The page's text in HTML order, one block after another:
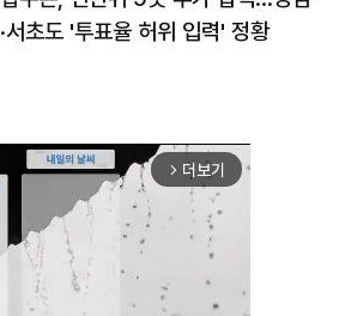
·서초도 '투표율 허위 입력' 정황
arrow_forward_ios 더보기